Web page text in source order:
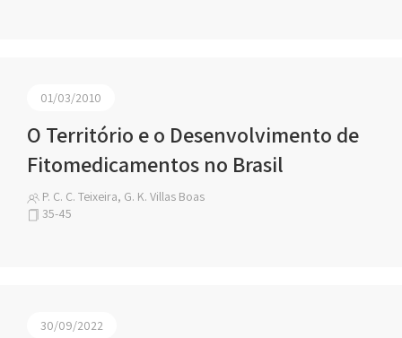
01/03/2010
O Território e o Desenvolvimento de
Fitomedicamentos no Brasil
P. C. C. Teixeira, G. K. Villas Boas
35-45
30/09/2022